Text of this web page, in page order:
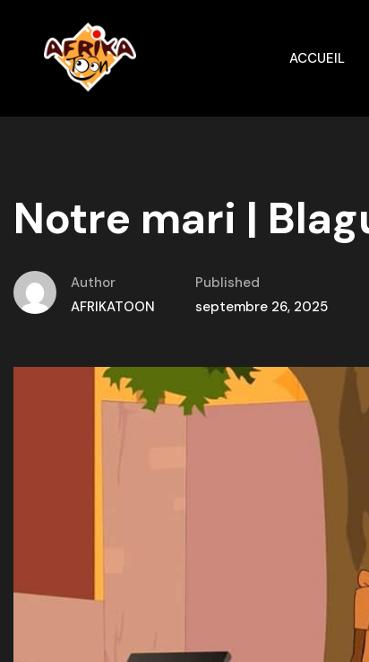
ACCUEIL
Notre mari |
Author
AFRIKATOON
Published
septembre 26, 2025